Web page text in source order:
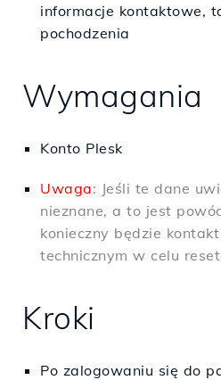
informacje kontaktowe,
pochodzenia
Wymagania
Konto Plesk
Uwaga: Jeśli te dane
nieznane, a to jest
konieczny będzie kontakt
technicznym w celu
Kroki
Po zalogowaniu się do